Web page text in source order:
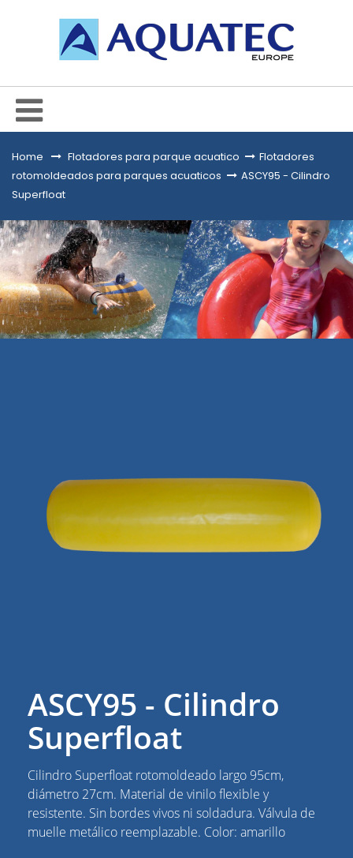
Home &gt;Flotadores para parque acuatico > Flotadores
rotomoldeados para parques acuaticos > ASCY95 - Cilindro
Superfloat
ASCY95 - Cilindro
Superfloat
Cilindro Superfloat rotomoldeado largo 95cm,
diámetro 27cm. Material de vinilo flexible y
resistente. Sin bordes vivos ni soldadura. Válvula de
muelle metálico reemplazable. Color: amarillo